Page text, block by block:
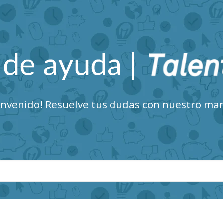
Talent Clue Centro de Ayuda
Resuelve tus dudas con nuestro